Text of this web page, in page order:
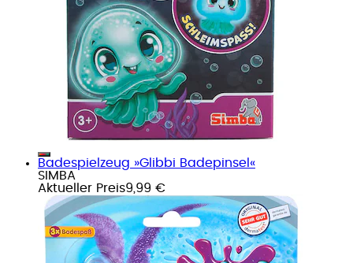
Badespielzeug »Glibbi Badepinsel«
SIMBA
Aktueller Preis9,99 €